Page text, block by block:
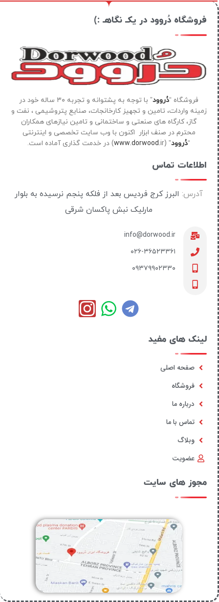
فروشگاه دُروود در یکـ نگاهـ :)
فروشگاه “دُروود
” با توجه به پشتوانه و تجربه ۳۰ ساله خود در
زمینه واردات، تامین و تجهیز کارخانجات، صنایع پتروشیمی ، نفت و
گاز، کارگاه های صنعتی و ساختمانی و تامین نیازهای همکاران
محترم در صنف ابزار اکنون با وب سایت تخصصی و اینترنتی
“دُروود” (
www.dorwood.ir) در خدمت گذاری آماده است.
اطلاعات تماس
آدرس: البرز کرج فردیس بعد از فلکه پنجم نرسیده به بلوار
مارلیک نبش پاکسان شرقی
info@dorwood.ir
۰۲۶-۳۶۵۲۳۳۶۱
۰۹۳۷۹۹۰۲۳۳۰
لینک های مفید
صفحه اصلی
فروشگاه
درباره ما
تماس با ما
وبلاگ
عضویت
مجوز های سایت